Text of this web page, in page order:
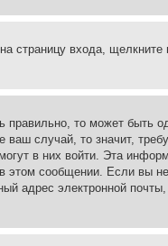
страницу входа,
то может быть
случай, то значит,
в них войти. Эта
этом сообщении. Если вы
адрес электронной